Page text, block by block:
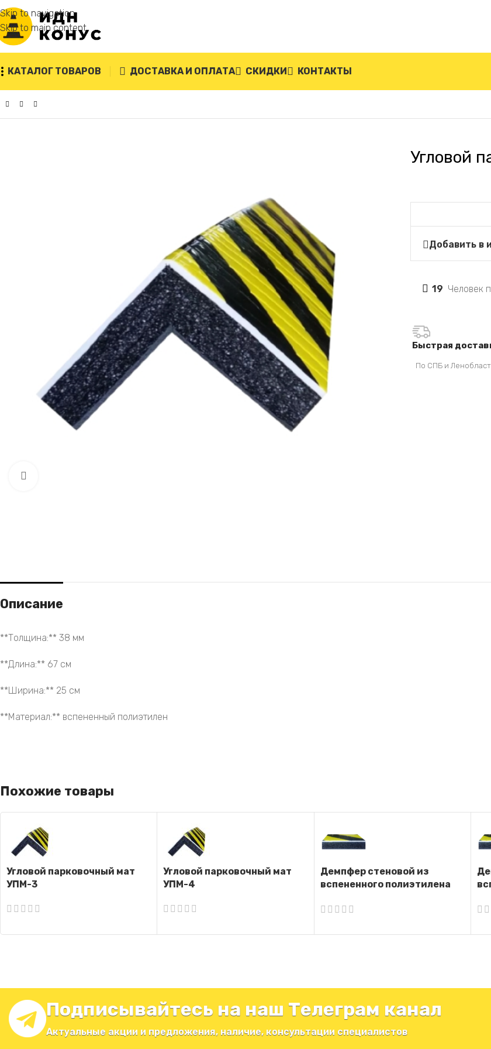
Skip to navigation
Skip to main content
КАТАЛОГ ТОВАРОВ ДОСТАВКА И ОПЛАТА СКИДКИ
КОНТАКТЫ
Угловой
Добавить в
19 Человек
Быстрая
По СПБ и
Описание
**Толщина:** 38 мм
**Длина:** 67 см
**Ширина:** 25 см
**Материал:** вспененный полиэтилен
Похожие товары
Угловой парковочный мат
УПМ-3
Угловой парковочный мат
УПМ-4
Демпфер стеновой из
вспененного полиэтилена
Подписывайтесь на наш Телеграм канал
Актуальные акции и предложения, наличие, консультации специалистов